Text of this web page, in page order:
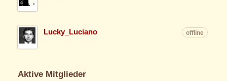
Lucky_Luciano offline
Aktive Mitglieder